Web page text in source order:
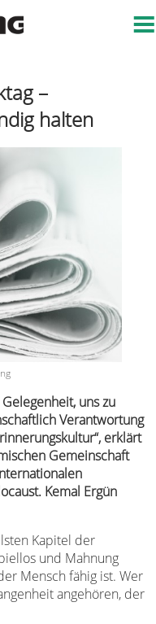
–
halten
uns zu
Verantwortung
erklärt
Gemeinschaft
Kemal Ergün
Kapitel der
und Mahnung
Mensch fähig ist. Wer
angehören, der